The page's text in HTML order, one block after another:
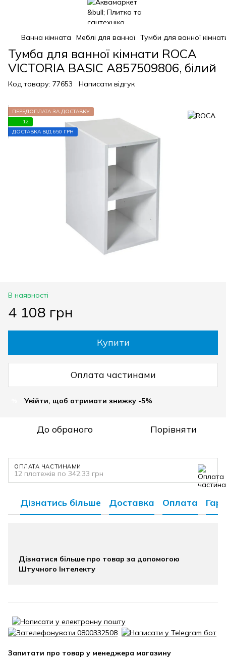
Ванна кімната Меблі для ванної Тумби для ванної
Тумба для ванної кімнати ROCA
VICTORIA BASIC A857509806, білий
Код товару: 77653 Написати відгук
ПЕРЕДОПЛАТА ЗА ДОСТАВКУ
12
ДОСТАВКА ВІД 650 ГРН
В наявності
4 108 грн
Купити
Оплата частинами
Увійти, щоб отримати знижку -5%
До обраного Порівняти
ОПЛАТА ЧАСТИНАМИ
12 платежів по 342.33 грн
Дізнатись більше Доставка Оплата
Дізнатися більше про товар за допомогою
Штучного Інтелекту
Запитати про товар у менеджера магазину